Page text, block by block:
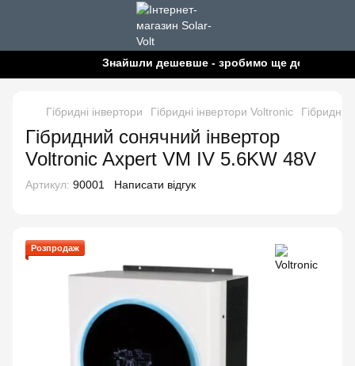
Знайшли дешевше - зробимо ще дешевше!
Гібридні інвертори Гібридні інвертори Voltronic
Гібридний сонячний інвертор
Voltronic Axpert VM IV 5.6KW 48V
Артикул: 90001 Написати відгук
Розпродаж